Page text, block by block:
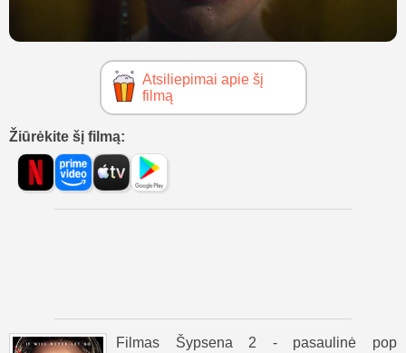
Atsiliepimai apie šį
filmą
Žiūrėkite šį filmą:
Filmas Šypsena 2 - pasaulinė pop